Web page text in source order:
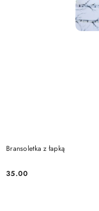
Bransoletka z łapką
Cena:
35.00